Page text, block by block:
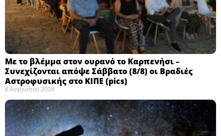
Με το βλέμμα στον ουρανό το Καρπενήσι –
Συνεχίζονται απόψε Σάββατο (8/8) οι Βραδιές
Αστροφυσικής στο ΚΙΠΕ (pics)
8 Αυγούστου 2026